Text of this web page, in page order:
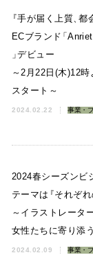
『手が届く上質 、
都
ECブランド「
」デビュー
～2月22日(木)12
スタート～
2024.02.22 事業・
2024春シーズンビ
テーマは『それぞ
～イラストレータ
女性たちに寄り添
2024.02.09 事業・